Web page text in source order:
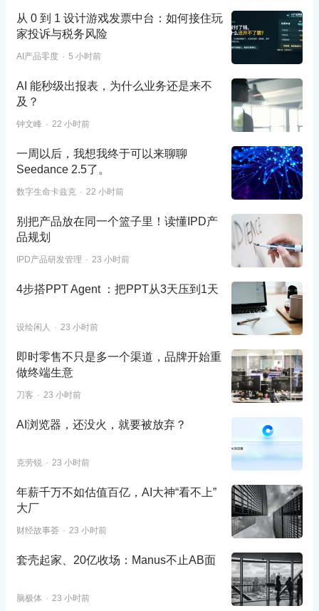
从 0 到 1 设计游戏发票中台：如何接住玩
家投诉与税务风险
AI产品零度 5 小时前
AI 能秒级出报表，为什么业务还是来不
及？
钟文峰 22 小时前
一周以后，我想我终于可以来聊聊
Seedance 2.5了。
数字生命卡兹克 22 小时前
别把产品放在同一个篮子里！读懂IPD产
品规划
IPD产品研发管理 23 小时前
4步搭PPT Agent ：把PPT从3天压到1天
设绘闲人 23 小时前
即时零售不只是多一个渠道，品牌开始重
做终端生意
刀客 23 小时前
AI浏览器，还没火，就要被放弃？
克劳锐 23 小时前
年薪千万不如估值百亿，AI大神“看不上”
大厂
财经故事荟 23 小时前
套壳起家、20亿收场：Manus不止AB面
脑极体 23 小时前